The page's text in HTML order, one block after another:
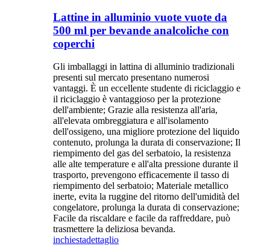
Lattine in alluminio vuote vuote da
500 ml per bevande analcoliche con
coperchi
Gli imballaggi in lattina di alluminio tradizionali
presenti sul mercato presentano numerosi
vantaggi. È un eccellente studente di riciclaggio e
il riciclaggio è vantaggioso per la protezione
dell'ambiente; Grazie alla resistenza all'aria,
all'elevata ombreggiatura e all'isolamento
dell'ossigeno, una migliore protezione del liquido
contenuto, prolunga la durata di conservazione; Il
riempimento del gas del serbatoio, la resistenza
alle alte temperature e all'alta pressione durante il
trasporto, prevengono efficacemente il tasso di
riempimento del serbatoio; Materiale metallico
inerte, evita la ruggine del ritorno dell'umidità del
congelatore, prolunga la durata di conservazione;
Facile da riscaldare e facile da raffreddare, può
trasmettere la deliziosa bevanda.
inchiestadettaglio